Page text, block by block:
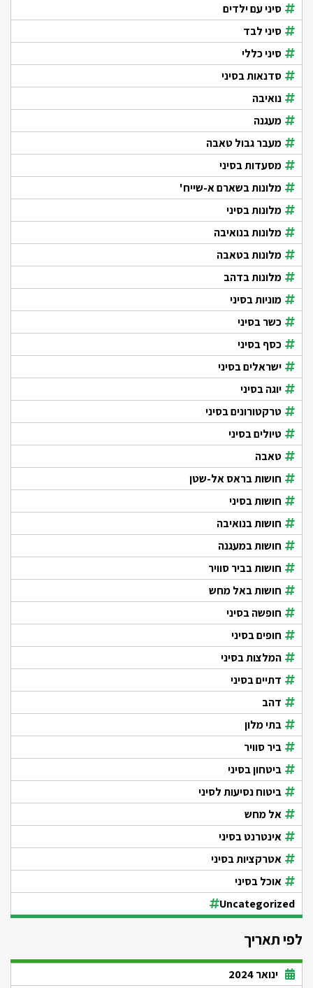
סיני עם ילדים
סיני לבד
סיני כללי
סדנאות בסיני
נואיבה
מעגנה
מעבר גבול טאבה
מסעדות בסיני
מלונות בשארם א-שייח'
מלונות בסיני
מלונות בנואיבה
מלונות בטאבה
מלונות בדהב
מוניות בסיני
כשר בסיני
כסף בסיני
ישראלים בסיני
יוגה בסיני
טרקטורונים בסיני
טיולים בסיני
טאבה
חושות בראס אל-שטן
חושות בסיני
חושות בנואיבה
חושות במעגנה
חושות בביר סוויר
חושות באל מחש
חופשה בסיני
חופים בסיני
המלצות בסיני
דתיים בסיני
דהב
בתי מלון
ביר סוויר
ביטחון בסיני
ביטוח נסיעות לסיני
אל מחש
אינטרנט בסיני
אטרקציות בסיני
אוכל בסיני
Uncategorized
לפי תאריך
ינואר 2024